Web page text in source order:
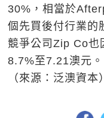
30%，相當於
個先買後付行業的
競爭公司Zip Co也
8.7%至7.21澳元。
（來源：泛澳資本）